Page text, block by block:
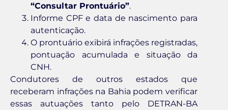
“Consultar Prontuário”.
Informe CPF e data de nascimento para
autenticação.
O prontuário exibirá infrações registradas,
pontuação acumulada e situação da
CNH.
Condutores de outros estados que
receberam infrações na Bahia podem verificar
essas autuações tanto pelo DETRAN-BA